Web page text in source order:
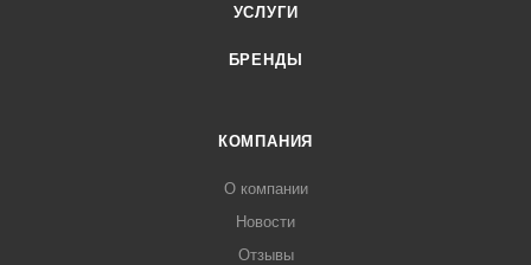
УСЛУГИ
БРЕНДЫ
КОМПАНИЯ
О компании
Новости
Отзывы